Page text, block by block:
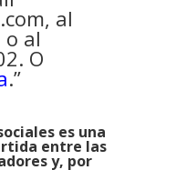
, al
al
O
.”
es una
entre las
y, por